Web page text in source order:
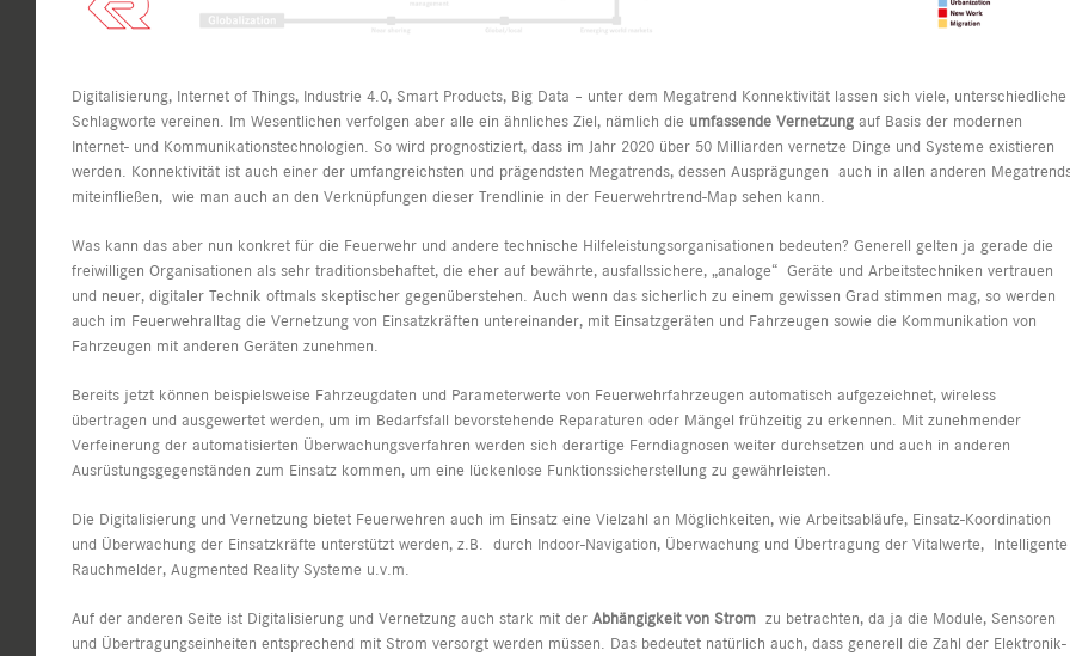
Digitalisierung, Internet of Things, Industrie 4.0, Smart Products, Big Data – unter dem Megatrend Konnektivität lassen sich viele, unterschiedliche
Schlagworte vereinen. Im Wesentlichen verfolgen aber alle ein ähnliches Ziel, nämlich die umfassende Vernetzung auf Basis der modernen
Internet- und Kommunikationstechnologien. So wird prognostiziert, dass im Jahr 2020 über 50 Milliarden vernetze Dinge und Systeme existieren
werden. Konnektivität ist auch einer der umfangreichsten und prägendsten Megatrends, dessen Ausprägungen auch in allen anderen
miteinfließen, wie man auch an den Verknüpfungen dieser Trendlinie in der Feuerwehrtrend-Map sehen kann.
Was kann das aber nun konkret für die Feuerwehr und andere technische Hilfeleistungsorganisationen bedeuten? Generell gelten ja gerade die
freiwilligen Organisationen als sehr traditionsbehaftet, die eher auf bewährte, ausfallssichere, „analoge“ Geräte und Arbeitstechniken vertrauen
und neuer, digitaler Technik oftmals skeptischer gegenüberstehen. Auch wenn das sicherlich zu einem gewissen Grad stimmen mag, so werden
auch im Feuerwehralltag die Vernetzung von Einsatzkräften untereinander, mit Einsatzgeräten und Fahrzeugen sowie die Kommunikation von
Fahrzeugen mit anderen Geräten zunehmen.
Bereits jetzt können beispielsweise Fahrzeugdaten und Parameterwerte von Feuerwehrfahrzeugen automatisch aufgezeichnet, wireless
übertragen und ausgewertet werden, um im Bedarfsfall bevorstehende Reparaturen oder Mängel frühzeitig zu erkennen. Mit zunehmender
Verfeinerung der automatisierten Überwachungsverfahren werden sich derartige Ferndiagnosen weiter durchsetzen und auch in anderen
Ausrüstungsgegenständen zum Einsatz kommen, um eine lückenlose Funktionssicherstellung zu gewährleisten.
Die Digitalisierung und Vernetzung bietet Feuerwehren auch im Einsatz eine Vielzahl an Möglichkeiten, wie Arbeitsabläufe, Einsatz-Koordination
und Überwachung der Einsatzkräfte unterstützt werden, z.B. durch Indoor-Navigation, Überwachung und Übertragung der Vitalwerte, Intelligente
Rauchmelder, Augmented Reality Systeme u.v.m.
Auf der anderen Seite ist Digitalisierung und Vernetzung auch stark mit der Abhängigkeit von Strom zu betrachten, da ja die Module, Sensoren
und Übertragungseinheiten entsprechend mit Strom versorgt werden müssen. Das bedeutet natürlich auch, dass generell die Zahl der Elektronik-